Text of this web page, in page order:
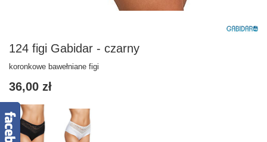
124 figi Gabidar - czarny
koronkowe bawełniane figi
36,00 zł